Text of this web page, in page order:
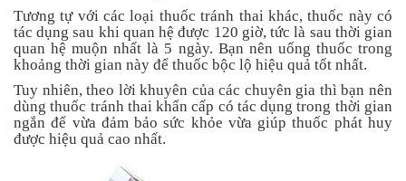
Tương tự với các loại thuốc tránh thai khác, thuốc này có
tác dụng sau khi quan hệ được 120 giờ, tức là sau thời gian
quan hệ muộn nhất là 5 ngày. Bạn nên uống thuốc trong
khoảng thời gian này để thuốc bộc lộ hiệu quả tốt nhất.
Tuy nhiên, theo lời khuyên của các chuyên gia thì bạn nên
dùng thuốc tránh thai khẩn cấp có tác dụng trong thời gian
ngắn để vừa đảm bảo sức khỏe vừa giúp thuốc phát huy
được hiệu quả cao nhất.